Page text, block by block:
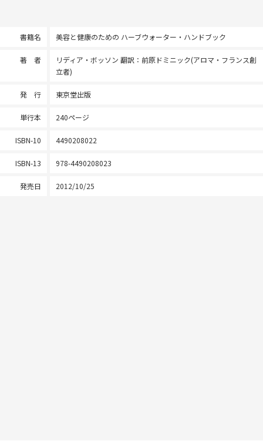
書籍名 美容と健康のための ハーブウォーター・ハンドブック
著 者
リディア・ボッソン 翻訳：前原ドミニック(アロマ・フランス創
立者)
発 行 東京堂出版
単行本 240ページ
ISBN-10 4490208022
ISBN-13 978-4490208023
発売日 2012/10/25